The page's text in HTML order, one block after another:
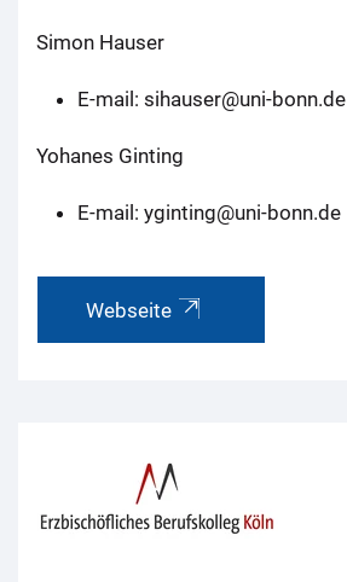
Simon Hauser
E-mail: sihauser@uni-bonn.de
Yohanes Ginting
E-mail: yginting@uni-bonn.de
Webseite